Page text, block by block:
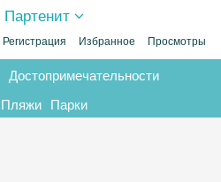
Партенит
Регистрация Избранное Просмотры
Достопримечательности
Пляжи Парки